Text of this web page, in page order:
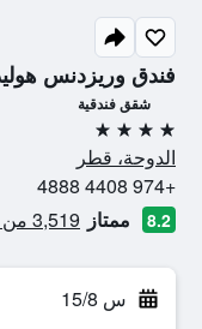
فندق وريزدنس
شقق فندقية
4 نجوم
الدوحة، قطر
+974 4408 4888
8.2 ممتاز 3,519 من التقييمات تم التحقق منها
س 15/8